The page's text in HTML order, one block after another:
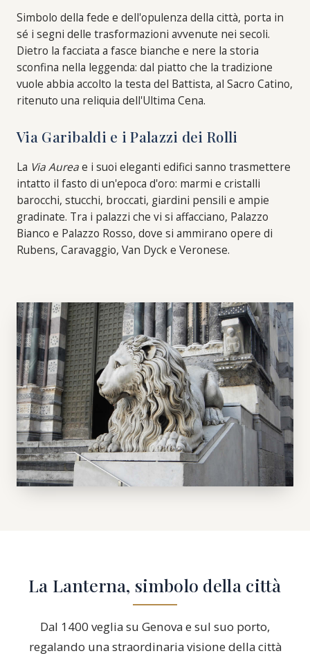
Simbolo della fede e dell'opulenza della città, porta in
sé i segni delle trasformazioni avvenute nei secoli.
Dietro la facciata a fasce bianche e nere la storia
sconfina nella leggenda: dal piatto che la tradizione
vuole abbia accolto la testa del Battista, al Sacro Catino,
ritenuto una reliquia dell'Ultima Cena.
Via Garibaldi e i Palazzi dei Rolli
La Via Aureae i suoi eleganti edifici sanno trasmettere
intatto il fasto di un'epoca d'oro: marmi e cristalli
barocchi, stucchi, broccati, giardini pensili e ampie
gradinate. Tra i palazzi che vi si affacciano, Palazzo
Bianco e Palazzo Rosso, dove si ammirano opere di
Rubens, Caravaggio, Van Dyck e Veronese.
La Lanterna, simbolo della città
Dal 1400 veglia su Genova e sul suo porto,
regalando una straordinaria visione della città